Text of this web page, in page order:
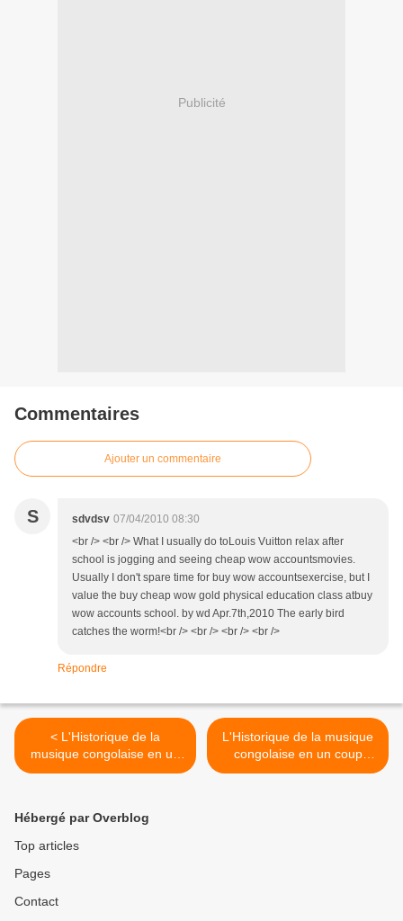
Publicité
Commentaires
Ajouter un commentaire
S sdvdsv 07/04/2010 08:30
<br /> <br /> What I usually do toLouis Vuitton relax after
school is jogging and seeing cheap wow accountsmovies.
Usually I don't spare time for buy wow accountsexercise, but I
value the buy cheap wow gold physical education class atbuy
wow accounts school. by wd Apr.7th,2010 The early bird
catches the worm!<br /> <br /> <br /> <br />
Répondre
< L'Historique de la
musique congolaise en un
coup d'oeil
L'Historique de la musique
congolaise en un coup
d'oeil >
Hébergé par Overblog
Top articles
Pages
Contact